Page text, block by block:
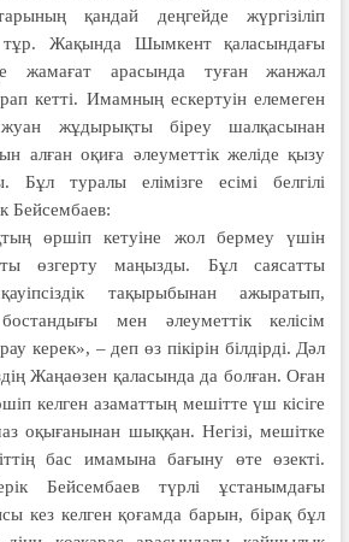
қандай деңгейде жүргізіліп
Жақында Шымкент қаласындағы
жамағат арасында туған жанжал
кетті. Имамның ескертуін елемеген
жұдырықты біреу шалқасынан
алған оқиға әлеуметтік желіде қызу
Бұл туралы елімізге есімі белгілі
Бейсембаев:
өршіп кетуіне жол бермеу үшін
өзгерту маңызды. Бұл саясатты
тақырыбынан ажыратып,
мен әлеуметтік келісім
керек», – деп өз пікірін білдірді. Дәл
Жаңаөзен қаласында да болған. Оған
келген азаматтың мешітте үш кісіге
оқығанынан шыққан. Негізі, мешітке
бас имамына бағыну өте өзекті.
Бейсембаев түрлі ұстанымдағы
кез келген қоғамда барын, бірақ бұл